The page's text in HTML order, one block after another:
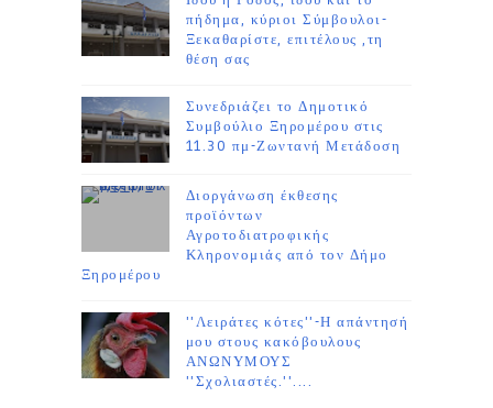
πήδημα, κύριοι Σύμβουλοι-
Ξεκαθαρίστε, επιτέλους ,τη
θέση σας
Συνεδριάζει το Δημοτικό
Συμβούλιο Ξηρομέρου στις
11.30 πμ-Ζωντανή Μετάδοση
Διοργάνωση έκθεσης
προϊόντων
Αγροτοδιατροφικής
Κληρονομιάς από τον Δήμο
Ξηρομέρου
''Λειράτες κότες''-Η απάντησή
μου στους κακόβουλους
ΑΝΩΝΥΜΟΥΣ
''Σχολιαστές.''....